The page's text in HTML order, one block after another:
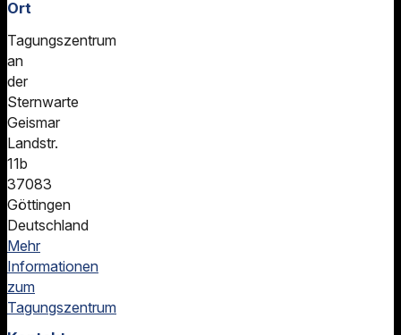
Ort
Tagungszentrum
an
der
Sternwarte
Geismar
Landstr.
11b
37083
Göttingen
Deutschland
Mehr
Informationen
zum
Tagungszentrum